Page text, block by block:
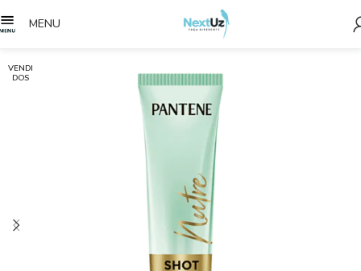
MENU
VENDI
DOS